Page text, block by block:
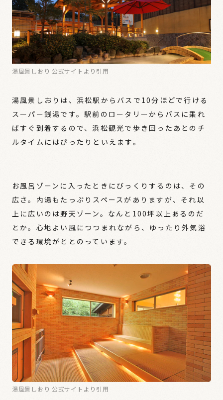
湯風景しおり 公式サイトより引用
湯風景しおりは、浜松駅からバスで10分ほどで行ける
スーパー銭湯です。駅前のロータリーからバスに乗れ
ばすぐ到着するので、浜松観光で歩き回ったあとのチ
ルタイムにはぴったりといえます。
お風呂ゾーンに入ったときにびっくりするのは、その
広さ。内湯もたっぷりスペースがありますが、それ以
上に広いのは野天ゾーン。なんと100坪以上あるのだ
とか。心地よい風につつまれながら、ゆったり外気浴
できる環境がととのっています。
湯風景しおり 公式サイトより引用